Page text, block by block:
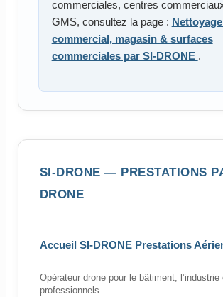
commerciales, centres
GMS, consultez la page :
commercial, magasin & surfaces
commerciales par SI-DRONE .
SI-DRONE — PRESTATIONS
DRONE
Accueil SI-DRONE Prestations
Opérateur drone pour le bâtiment,
professionnels.